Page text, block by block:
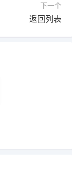
下一个
返回列表